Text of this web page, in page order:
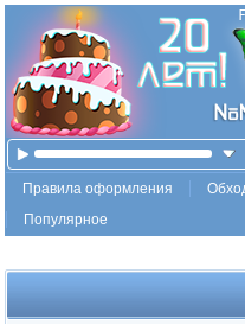
Правила оформления
Популярное